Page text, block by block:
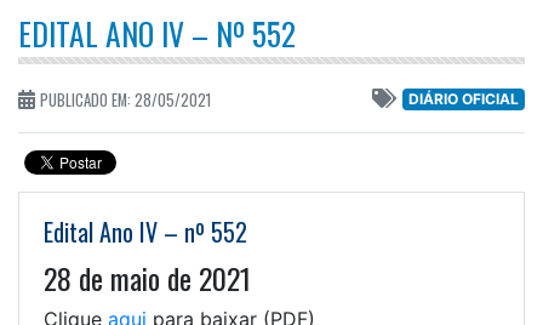
EDITAL ANO IV – Nº 552
PUBLICADO EM: 28/05/2021 DIÁRIO OFICIAL
Edital Ano IV – nº 552
28 de maio de 2021
Clique aqui para baixar (PDF)